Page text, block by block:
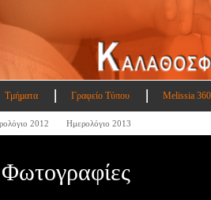
Τμήματα Γραφείο Τύπου Melissia
2012 Ημερολόγιο 2013